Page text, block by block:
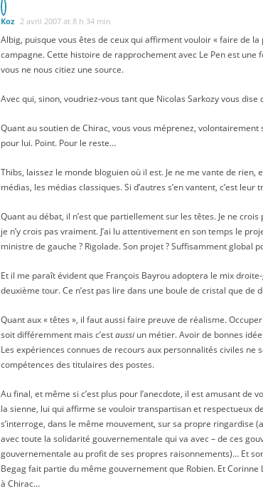
Koz 2 avril 2007 at 8 h 34 min
Albig, puisque vous êtes de ceux qui affirment vouloir « faire de
campagne. Cette histoire de rapprochement avec Le Pen est
vous ne nous citiez une source.
Avec qui, sinon, voudriez-vous tant que Nicolas Sarkozy vous dise
Quant au soutien de Chirac, vous vous méprenez,
pour lui. Point. Pour le reste…
Thibs, laissez le monde bloguien où il est. Je ne me vante de
médias, les médias classiques. Si d’autres s’en vantent, c’est leur
Quant au débat, il n’est que partiellement sur les têtes. Je ne
je n’y crois pas vraiment. J’ai lu attentivement en son temps le
ministre de gauche ? Rigolade. Son projet ? Suffisamment global
Et il me paraît évident que François Bayrou adoptera le mix
deuxième tour. Ce n’est pas lire dans une boule de cristal que de
Quant aux « têtes », il faut aussi faire preuve de réalisme.
soit différemment mais c’estaussi un métier. Avoir de bonnes
Les expériences connues de recours aux personnalités civiles
compétences des titulaires des postes.
Au final, et même si c’est plus pour l’anecdote, il est amusant
la sienne, lui qui affirme se vouloir transpartisan et respectueux
s’interroge, dans le même mouvement, sur sa propre ringardise
avec toute la solidarité gouvernementale qui va avec – de ces
gouvernementale au profit de ses propres raisonnements)… Et
Begag fait partie du même gouvernement que Robien. Et
à Chirac…